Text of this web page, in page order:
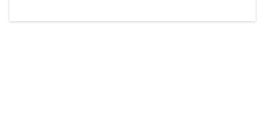
Der Weinbau dominert heute nicht mehr, ist aber integrativer